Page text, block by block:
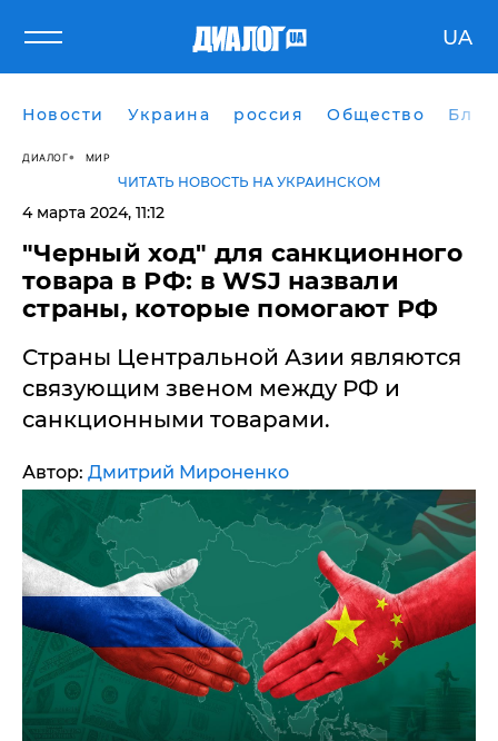
UA
Новости Украина россия Общество
ДИАЛОГ МИР
ЧИТАТЬ НОВОСТЬ НА УКРАИНСКОМ
4 марта 2024, 11:12
​"Черный ход" для санкционного
товара в РФ: в WSJ назвали
страны, которые помогают РФ
Страны Центральной Азии являются
связующим звеном между РФ и
санкционными товарами.
Автор: Дмитрий Мироненко